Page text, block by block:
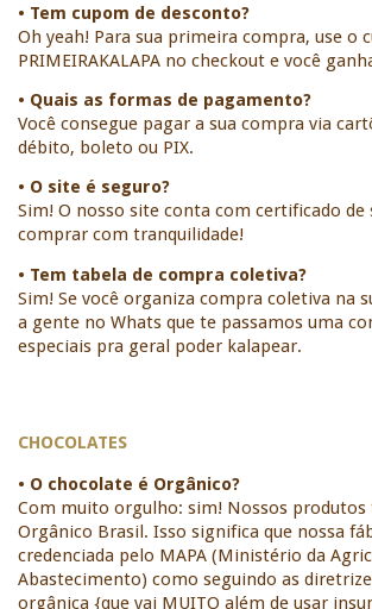
• Tem cupom de desconto?
Oh yeah! Para sua primeira compra, use o
PRIMEIRAKALAPA no checkout e você
• Quais as formas de pagamento?
Você consegue pagar a sua compra via
débito, boleto ou PIX.
• O site é seguro?
Sim! O nosso site conta com certificado de
comprar com tranquilidade!
• Tem tabela de compra coletiva?
Sim! Se você organiza compra coletiva na
a gente no Whats que te passamos uma
especiais pra geral poder kalapear.
CHOCOLATES
• O chocolate é Orgânico?
Com muito orgulho: sim! Nossos
Orgânico Brasil. Isso significa que nossa
credenciada pelo MAPA (Ministério da
Abastecimento) como seguindo as
orgânica {que vai MUITO além de usar